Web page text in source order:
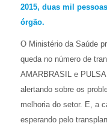
2015, duas mil
órgão.
O Ministério da Saúde
queda no número de
AMARBRASIL e
alertando sobre os
melhoria do setor. E, a
esperando pelo